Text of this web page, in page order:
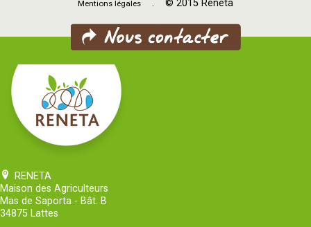
Mentions légales . © 2015 Reneta
RENETA
Maison des Agriculteurs
Mas de Saporta - Bât. B
34875 Lattes